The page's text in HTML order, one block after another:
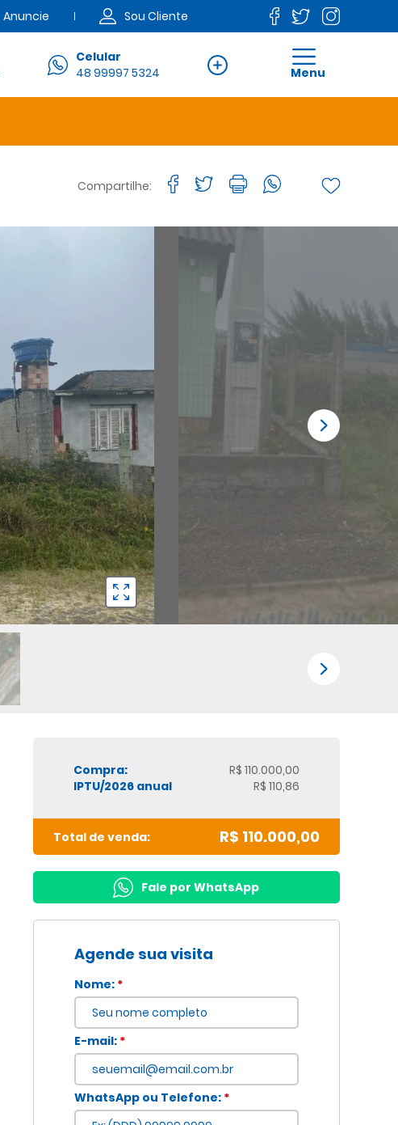
Anuncie Sou Cliente
Celular
48 99997 5324
Menu
Compartilhe:
Compra:
R$ 110.000,00
IPTU/2026 anual
R$ 110,86
Total de venda: R$ 110.000,00
Fale por WhatsApp
Agende sua visita
Nome: *
E-mail: *
WhatsApp ou Telefone: *